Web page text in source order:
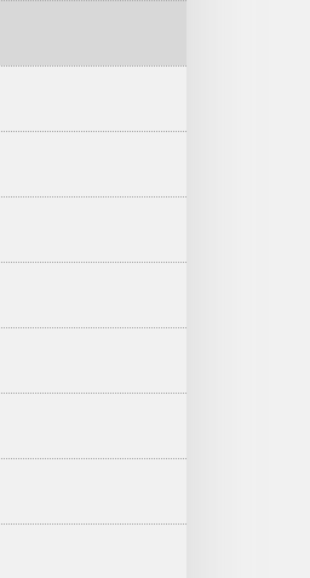
રીતો